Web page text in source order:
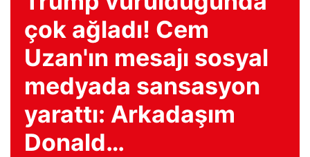
çok ağladı! Cem
Uzan'ın mesajı sosyal
medyada sansasyon
yarattı: Arkadaşım
Donald…